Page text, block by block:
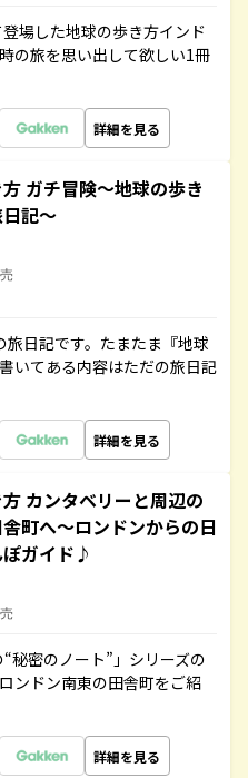
場した地球の歩き方インド
の旅を思い出して欲しい1冊
詳細を見る
ガチ冒険～地球の歩き
記～
日記です。たまたま『地球
いてある内容はただの旅日記
詳細を見る
カンタベリーと周辺の
町へ～ロンドンからの日
ガイド♪
秘密のノート”」シリーズの
ンドン南東の田舎町をご紹
詳細を見る